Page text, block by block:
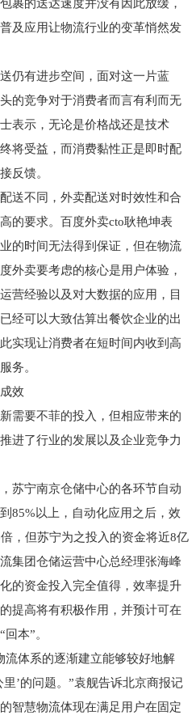
裹的送达速度并没有因此放缓，
及应用让物流行业的变革悄然发
仍有进步空间，面对这一片蓝
的竞争对于消费者而言有利而无
表示，无论是价格战还是技术
将受益，而消费黏性正是即时配
反馈。
送不同，外卖配送对时效性和合
的要求。百度外卖cto耿艳坤表
的时间无法得到保证，但在物流
外卖要考虑的核心是用户体验，
营经验以及对大数据的应用，目
经可以大致估算出餐饮企业的出
实现让消费者在短时间内收到高
务。
效
需要不菲的投入，但相应带来的
进了行业的发展以及企业竞争力
苏宁南京仓储中心的各环节自动
85%以上，自动化应用之后，效
，但苏宁为之投入的资金将近8亿
集团仓储运营中心总经理张海峰
的资金投入完全值得，效率提升
提高将有积极作用，并预计可在
本”。
流体系的逐渐建立能够较好地解
里’的问题。”袁舰告诉北京商报记
智慧物流体现在满足用户在固定